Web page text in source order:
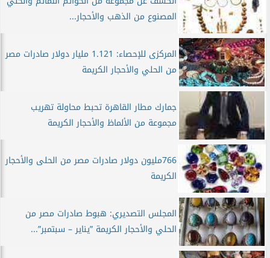
المصنوع من الذهب والأحجار...
المركزى للإحصاء: 1.121 مليار دولار صادرات مصر
من الحلي والأحجار الكريمة
جمارك مطار القاهرة تحبط محاولة تهريب
مجموعة من الألماظ والأحجار الكريمة
766مليون دولار صادرات مصر من الحلى والأحجار
الكريمة
المجلس التصديري: هبوط صادرات مصر من
الحلي والأحجار الكريمة ”يناير – سبتمبر”...